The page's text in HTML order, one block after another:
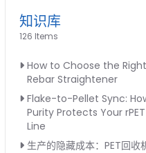
知识库
126 Items
How to Choose the
Rebar Straightener
Flake-to-Pellet Sync:
Purity Protects Your
Line
生产的隐藏成本：PET回收